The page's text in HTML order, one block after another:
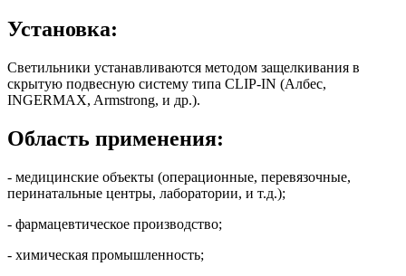
Установка:
Светильники устанавливаются методом защелкивания в
скрытую подвесную систему типа CLIP-IN (Албес,
INGERMAX, Armstrong, и др.).
Область применения:
- медицинские объекты (операционные, перевязочные,
перинатальные центры, лаборатории, и т.д.);
- фармацевтическое производство;
- химическая промышленность;